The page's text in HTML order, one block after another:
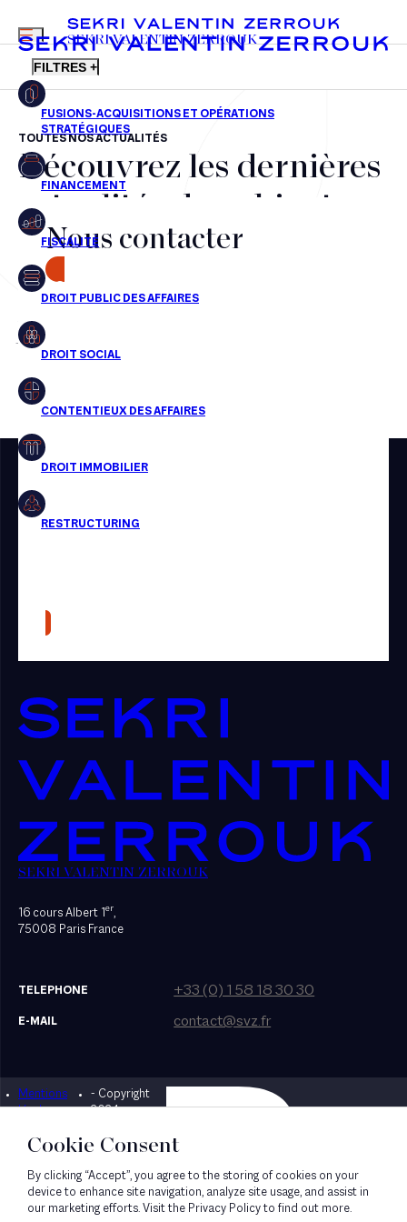
FR EN
MENU
SEKRI VALENTIN ZERROUK
FILTRES +
Fusions-acquisitions et opérations stratégiques
Financement
Fiscalité
Droit public des affaires
Droit social
Droit immobilier
Restructuring
Presse
TOUTES NOS ACTUALITÉS
Découvrez les dernières
actualités du cabinet,
nos récompenses et nos
transactions, jour après
jour
Aucun résultats pour cette recherche
Nous contacter
SEKRI VALENTIN ZERROUK
16 cours Albert 1er,
75008 Paris France
TELEPHONE +33 (0) 1 58 18 30 30
E-MAIL contact@svz.fr
Mentions
légales
- Copyright
2024
Designed by Bonhomme
Cookie Consent
By clicking “Accept”, you agree to the storing of cookies on your
device to enhance site navigation, analyze site usage, and assist in
our marketing efforts. Visit the Privacy Policy to find out more.